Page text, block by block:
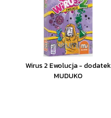
Wirus 2 Ewolucja - dodatek
MUDUKO